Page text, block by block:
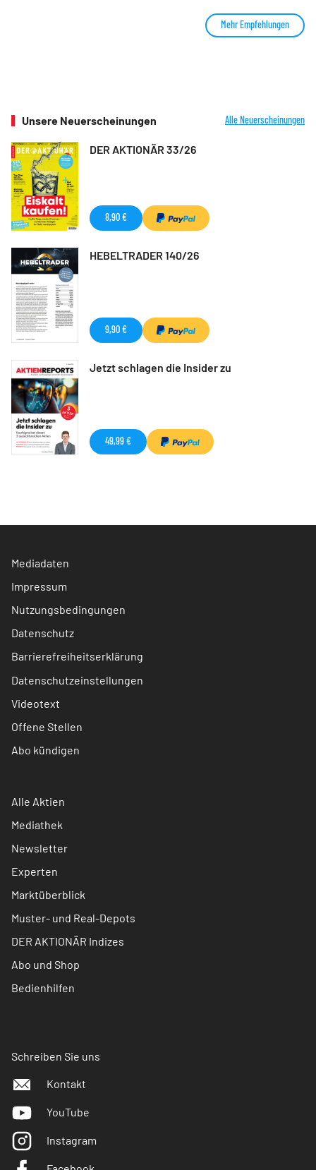
Mehr Empfehlungen
Unsere Neuerscheinungen Alle Neuerscheinungen
DER AKTIONÄR 33/26
8,90 €
HEBELTRADER 140/26
9,90 €
Jetzt schlagen die Insider zu
49,99 €
Mediadaten
Impressum
Nutzungsbedingungen
Datenschutz
Barrierefreiheitserklärung
Datenschutzeinstellungen
Videotext
Offene Stellen
Abo kündigen
Alle Aktien
Mediathek
Newsletter
Experten
Marktüberblick
Muster- und Real-Depots
DER AKTIONÄR Indizes
Abo und Shop
Bedienhilfen
Schreiben Sie uns
Kontakt
YouTube
Instagram